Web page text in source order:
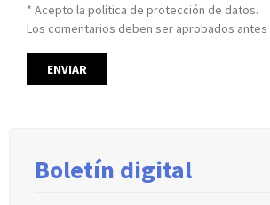
* Acepto la política de protección de datos.
Los comentarios deben ser aprobados
Boletín digital